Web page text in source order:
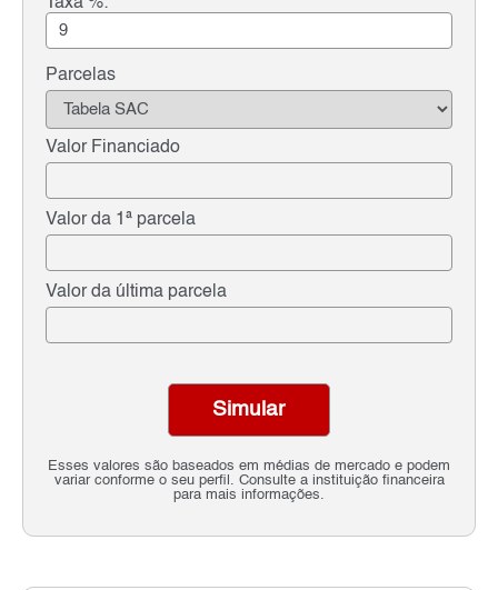
Taxa %:
Parcelas
Valor Financiado
Valor da 1ª parcela
Valor da última parcela
Esses valores são baseados em médias de mercado e podem
variar conforme o seu perfil. Consulte a instituição financeira
para mais informações.
Simular